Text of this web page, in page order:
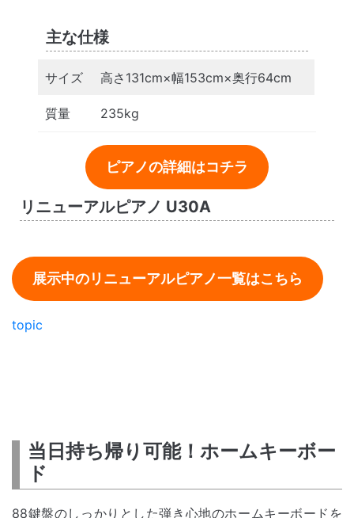
主な仕様
サイズ 高さ131cm×幅153cm×奥行64cm
質量 235kg
ピアノの詳細はコチラ
リニューアルピアノ U30A
展示中のリニューアルピアノ一覧はこちら
topic
当日持ち帰り可能！ホームキーボー
ド
88鍵盤のしっかりとした弾き心地のホームキーボードを